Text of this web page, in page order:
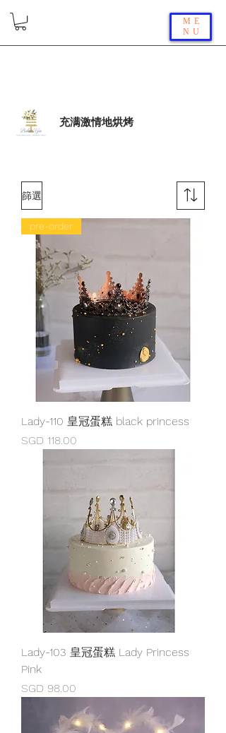
ME
NU
充满激情地烘烤
篩選
pre-order
Lady-110 皇冠蛋糕 black princess
價格
SGD 118.00
Lady-103 皇冠蛋糕 Lady Princess
Pink
價格
SGD 98.00